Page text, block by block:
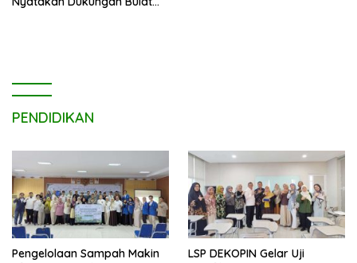
PENDIDIKAN
Pengelolaan Sampah Makin
LSP DEKOPIN Gelar Uji